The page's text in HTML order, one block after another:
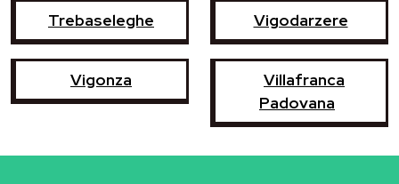
Trebaseleghe Vigodarzere
Vigonza
Villafranca
Padovana